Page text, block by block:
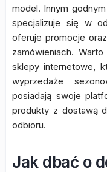
model. Innym
specjalizuje się w
oferuje promocje
zamówieniach.
sklepy internetowe,
wyprzedaże
posiadają swoje
produkty z dostawą
odbioru.
Jak dbać o